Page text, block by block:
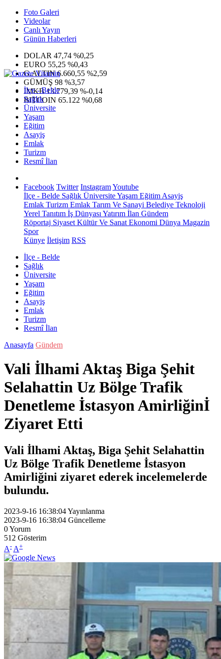
Foto Galeri
Videolar
Canlı Yayın
Günün Haberleri
DOLAR 47,74 %0,25
EURO 55,25 %0,43
G.ALTIN6.660,55 %2,59
GÜMÜŞ 98 %3,57
IMKB13.779,39 %-0,14
BITCOIN 65.122 %0,68
İlçe - Belde
Sağlık
Üniversite
Yaşam
Eğitim
Asayiş
Emlak
Turizm
Resmî İlan
Facebook Twitter InstagramYoutube
İlçe - Belde Sağlık ÜniversiteYaşam Eğitim Asayiş
Emlak Turizm Emlak Tarım Ve Sanayi Belediye Teknoloji
Yerel Tanıtım İş Dünyası Yatırım İlan Gündem
Röportaj Siyaset Kültür Ve Sanat Ekonomi Dünya Magazin
Spor
Künye İletişim RSS
İlçe - Belde
Sağlık
Üniversite
Yaşam
Eğitim
Asayiş
Emlak
Turizm
Resmî İlan
Anasayfa Gündem
Vali İlhami Aktaş Biga Şehit
Selahattin Uz Bölge Trafik
Denetleme İstasyon Amirliğinİ
Ziyaret Etti
Vali İlhami Aktaş, Biga Şehit Selahattin
Uz Bölge Trafik Denetleme İstasyon
Amirliğini ziyaret ederek incelemelerde
bulundu.
2023-9-16 16:38:04Yayınlanma
2023-9-16 16:38:04 Güncelleme
0Yorum
512 Gösterim
A- A+